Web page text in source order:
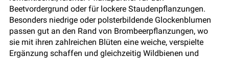
Beetvordergrund oder für lockere Staudenpflanzungen.
Besonders niedrige oder polsterbildende Glockenblumen
passen gut an den Rand von Brombeerpflanzungen, wo
sie mit ihren zahlreichen Blüten eine weiche, verspielte
Ergänzung schaffen und gleichzeitig Wildbienen und